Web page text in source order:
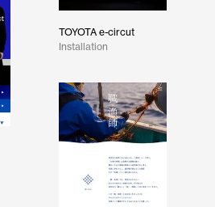
TOYOTA e-circut
Installation